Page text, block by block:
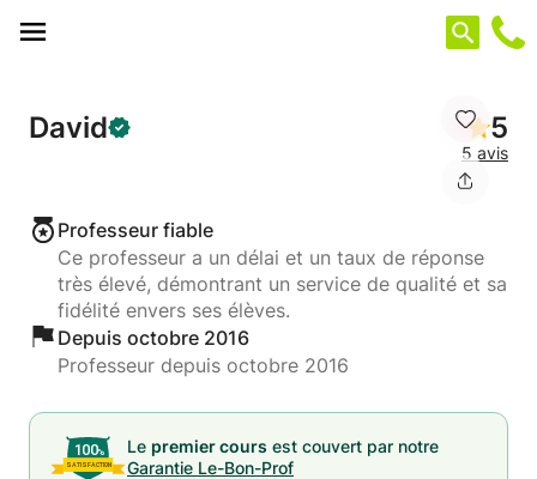
David 5
5 avis
Professeur fiable
Ce professeur a un délai et un taux de réponse
très élevé, démontrant un service de qualité et sa
fidélité envers ses élèves.
Depuis octobre 2016
Professeur depuis octobre 2016
Le premier cours est couvert par notre
Garantie Le-Bon-Prof